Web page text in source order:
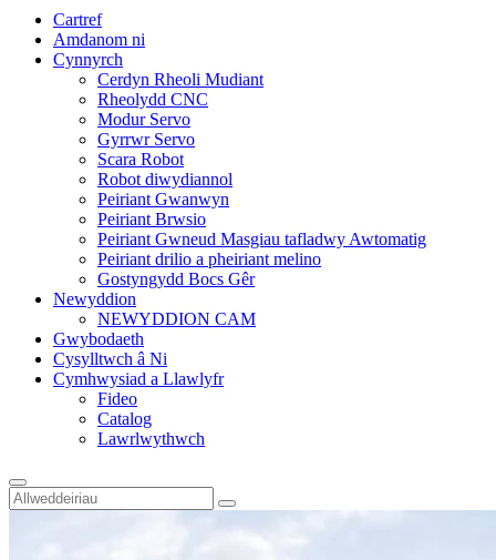
Cartref
Amdanom ni
Cynnyrch
Cerdyn Rheoli Mudiant
Rheolydd CNC
Modur Servo
Gyrrwr Servo
Scara Robot
Robot diwydiannol
Peiriant Gwanwyn
Peiriant Brwsio
Peiriant Gwneud Masgiau tafladwy Awtomatig
Peiriant drilio a pheiriant melino
Gostyngydd Bocs Gêr
Newyddion
NEWYDDION CAM
Gwybodaeth
Cysylltwch â Ni
Cymhwysiad a Llawlyfr
Fideo
Catalog
Lawrlwythwch